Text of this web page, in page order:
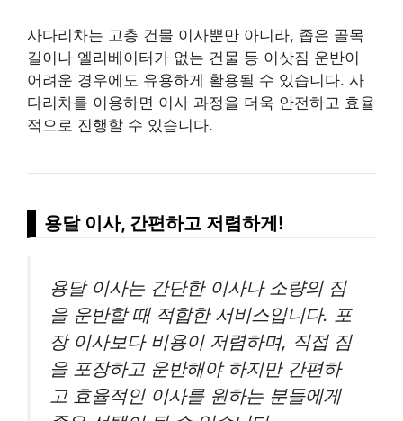
사다리차는 고층 건물 이사뿐만 아니라, 좁은 골목
길이나 엘리베이터가 없는 건물 등 이삿짐 운반이
어려운 경우에도 유용하게 활용될 수 있습니다. 사
다리차를 이용하면 이사 과정을 더욱 안전하고 효율
적으로 진행할 수 있습니다.
용달 이사, 간편하고 저렴하게!
용달 이사는 간단한 이사나 소량의 짐
을 운반할 때 적합한 서비스입니다. 포
장 이사보다 비용이 저렴하며, 직접 짐
을 포장하고 운반해야 하지만 간편하
고 효율적인 이사를 원하는 분들에게